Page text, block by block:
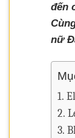
đến
nữ